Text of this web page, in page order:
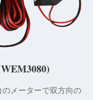
メーターで双方向の